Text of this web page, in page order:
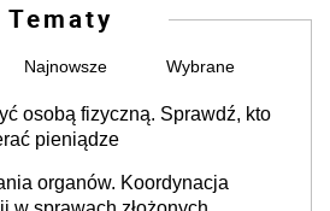
Tematy
Najnowsze Wybrane
osobą fizyczną. Sprawdź, kto
pieniądze
organów. Koordynacja